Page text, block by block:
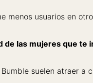
usuarios en
de las mujeres que te
suelen atraer a